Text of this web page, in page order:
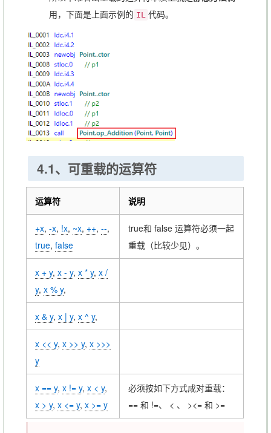
用，下面是上面示例的 IL 代码。
4.1、可重载的运算符
运算符 说明
+x, -x, !x, ~x, ++, --,
true, false
true和 false 运算符必须一起
重载（比较少见）。
x + y, x - y, x * y, x /
y, x % y,
x & y, x | y, x ^ y,
x << y, x >> y, x >>>
y
x == y, x != y, x < y,
x > y, x <= y, x >= y
必须按如下方式成对重载：
== 和 !=、 < 、 ><= 和 >=